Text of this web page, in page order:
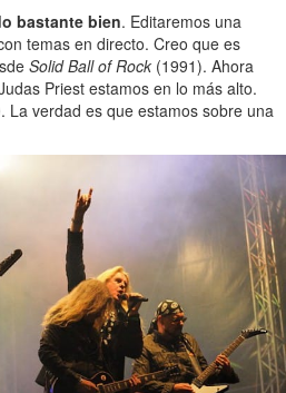
bastante bien. Editaremos una
temas en directo. Creo que es
Solid Ball of Rock (1991). Ahora
Priest estamos en lo más alto.
La verdad es que estamos sobre una